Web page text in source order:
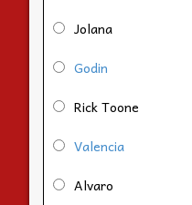
Jolana
Godin
Rick Toone
Valencia
Alvaro